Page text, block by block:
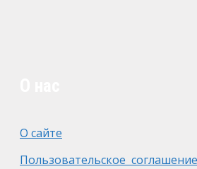
О сайте
Пользовательское соглашение